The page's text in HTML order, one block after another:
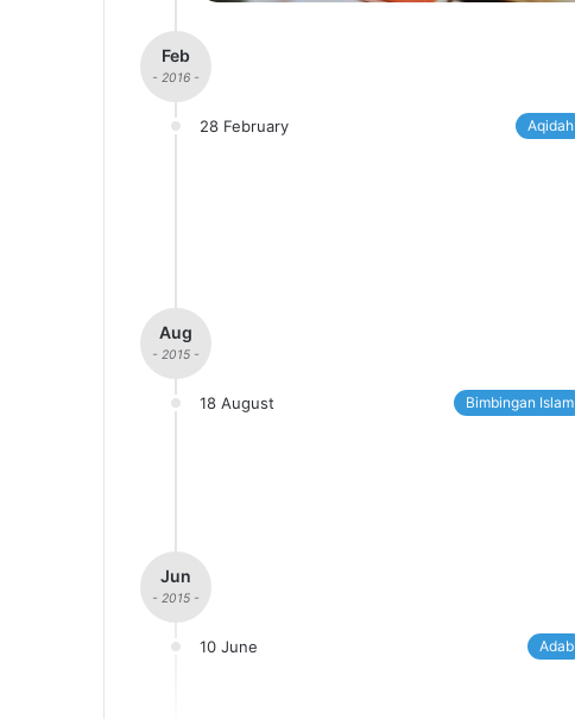
Feb
- 2016 -
28 February Aqidah
Aug
- 2015 -
18 August Bimbingan Islam
Jun
- 2015 -
10 June Adab